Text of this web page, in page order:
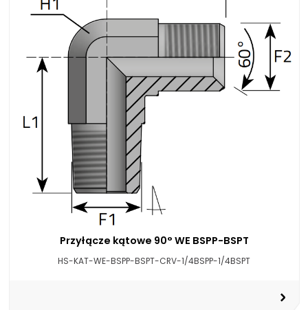
Przyłącze kątowe 90° WE BSPP-BSPT
HS-KAT-WE-BSPP-BSPT-CRV-1/4BSPP-1/4BSPT